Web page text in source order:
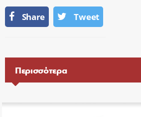
Share Tweet
Περισσότερα